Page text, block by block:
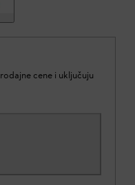
cene i uključuju